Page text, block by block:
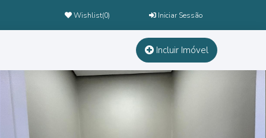
Wishlist(0) Iniciar Sessão
Incluir Imóvel